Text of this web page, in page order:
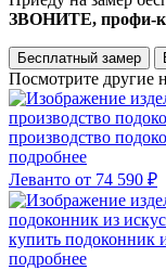
ЗВОНИТЕ, профи-
Бесплатный замер
Посмотрите другие
производство
подробнее
Леванто от 74 590 ₽
купить подоконник
подробнее